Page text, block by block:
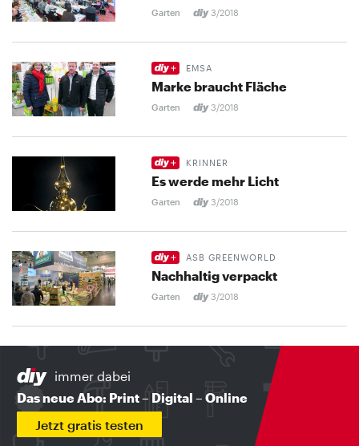
Garten 3/2018
EMSA
Marke braucht Fläche
Garten 3/2018
KRINNER
Es werde mehr Licht
Garten 3/2018
ASB GREENWORLD
Nachhaltig verpackt
Garten 3/2018
immer dabei
Das neue Abo: Print – Digital – Online
Jetzt gratis testen